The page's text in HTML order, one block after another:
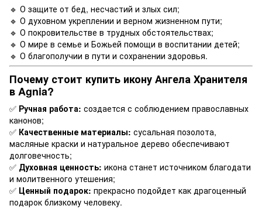
🔹 О защите от бед, несчастий и злых сил;
🔹 О духовном укреплении и верном жизненном пути;
🔹 О покровительстве в трудных обстоятельствах;
🔹 О мире в семье и Божьей помощи в воспитании детей;
🔹 О благополучии в пути и сохранении здоровья.
Почему стоит купить икону Ангела Хранителя
в Agnia?
✅ Ручная работа: создается с соблюдением православных
канонов;
✅ Качественные материалы: сусальная позолота,
масляные краски и натуральное дерево обеспечивают
долговечность;
✅ Духовная ценность: икона станет источником благодати
и молитвенного утешения;
✅ Ценный подарок: прекрасно подойдет как драгоценный
подарок близкому человеку.